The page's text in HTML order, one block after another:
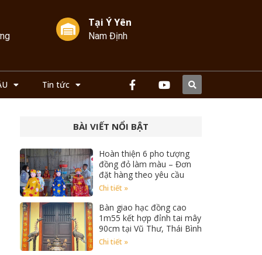
Tại Ý Yên
Nam Định
Tin tức
BÀI VIẾT NỔI BẬT
Hoàn thiện 6 pho tượng
đồng đỏ làm màu – Đơn
đặt hàng theo yêu cầu
Chi tiết »
Bàn giao hạc đồng cao
1m55 kết hợp đỉnh tai mây
90cm tại Vũ Thư, Thái Bình
Chi tiết »